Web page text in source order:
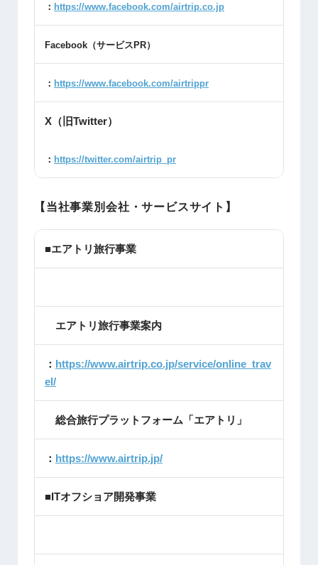
： https://www.facebook.com/airtrip.co.jp
Facebook （サービスPR）
： https://www.facebook.com/airtrippr
X（旧Twitter）
： https://twitter.com/airtrip_pr
【当社事業別会社・サービスサイト】
■エアトリ旅行事業
エアトリ旅行事業案内
： https://www.airtrip.co.jp/service/online_trav
el/
総合旅行プラットフォーム「エアトリ」
： https://www.airtrip.jp/
■ITオフショア開発事業